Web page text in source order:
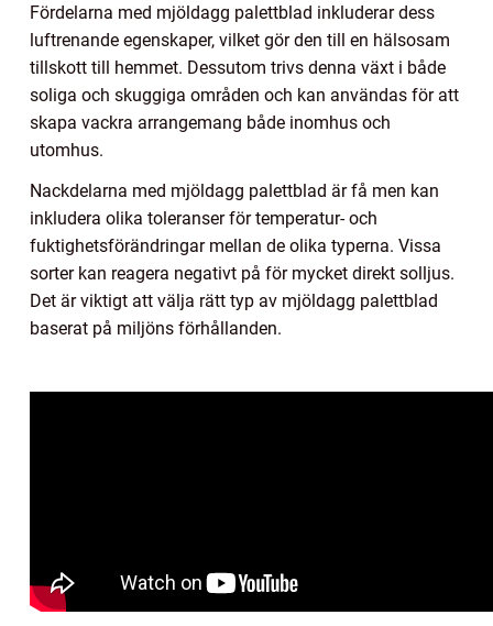
Fördelarna med mjöldagg palettblad inkluderar dess
luftrenande egenskaper, vilket gör den till en hälsosam
tillskott till hemmet. Dessutom trivs denna växt i både
soliga och skuggiga områden och kan användas för att
skapa vackra arrangemang både inomhus och
utomhus.
Nackdelarna med mjöldagg palettblad är få men kan
inkludera olika toleranser för temperatur- och
fuktighetsförändringar mellan de olika typerna. Vissa
sorter kan reagera negativt på för mycket direkt solljus.
Det är viktigt att välja rätt typ av mjöldagg palettblad
baserat på miljöns förhållanden.